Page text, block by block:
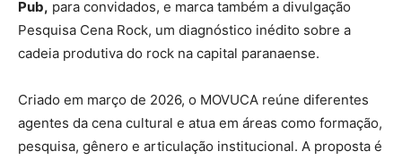
Pub, para convidados, e marca também a divulgação
Pesquisa Cena Rock, um diagnóstico inédito sobre a
cadeia produtiva do rock na capital paranaense.
Criado em março de 2026, o MOVUCA reúne diferentes
agentes da cena cultural e atua em áreas como formação,
pesquisa, gênero e articulação institucional. A proposta é